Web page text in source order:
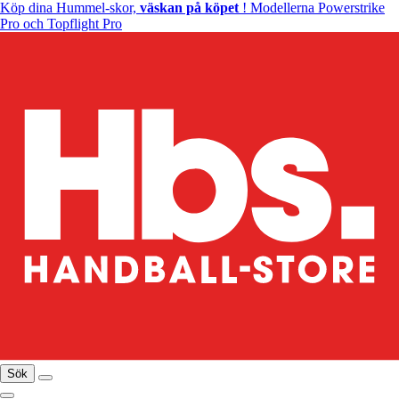
Köp dina Hummel-skor, väskan på köpet ! Modellerna Powerstrike
Pro och Topflight Pro
Sök